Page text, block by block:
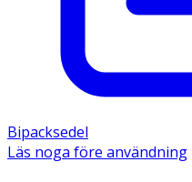
Bipacksedel
Läs noga före användning